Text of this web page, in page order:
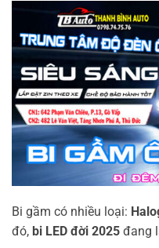
Bi gầm có nhiều loại:
đó, bi LED đời 2025 đang